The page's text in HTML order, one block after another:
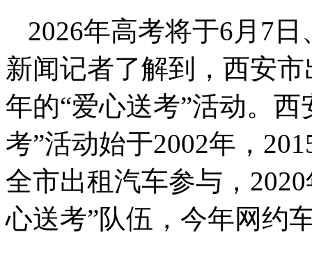
2026年高考将于6月7
新闻记者了解到，西安
年的“爱心送考”活动。
考”活动始于2002年，
全市出租汽车参与，
心送考”队伍，今年网约